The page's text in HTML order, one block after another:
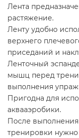
Лента
растяжение.
Ленту удобно
верхнего
приседаний и
Ленточный
мышц перед
выполнения
Пригодна для
аквааэробики.
После
тренировки нужно